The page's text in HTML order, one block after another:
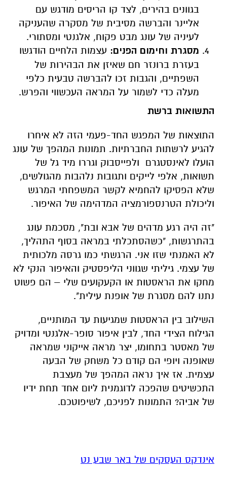
בגוונים בהירים, לצד קו הריסים מודגש עם
אליינר והברשה מסיבית של מסקרה שהעניקה
לעיניה של עונג מבט פקוח, אלגנטי ומסתורי.
מסגרת וחימום הפנים: עצמות הלחיים הודגשו
בעזרת ברונזר חם שאיזן את הבהירות של
השפתיים, והגבות זכו להברשה טבעית כלפי
מעלה כדי לשמור על המראה העכשווי והפרש.
התשואות ברשת
התוצאות של המפגש החד-פעמי הזה לא איחרו
להגיע לרשתות החברתיות. תמונות המהפך של עונג
הועלו לאינסטגרם ולפייסבוק וגררו מיד גל של
תשואות, אלפי לייקים ותגובות נלהבות מהגולשים,
שלא הפסיקו להחמיא לקשר המשפחתי המרגש
וליכולת הטרנספורמציה המדהימה של האיפור.
"זה היה רגע מדהים של אבא ובת", מסכמת עונג
בהתרגשות, "כשהסתכלתי במראה בסוף התהליך,
לא האמנתי שזו אני. הרגשתי כמו גרסה מלכותית
של עצמי. גיליתי שגווני הליפסטיק והאיפור הנקי לא
מחקו את הראסטות או הקעקועים שלי – הם פשוט
נתנו להם מסגרת של אופנת עילית".
השילוב בין הראסטות שמגיעות עד המותניים,
הגילוח הצידי החד, לבין איפור סופר-אלגנטי ומדויק
של מאסטר בתחומו, יצר מראה אייקוני שמראה
שאופנה ויופי הם קודם כל משחק של הבעה
עצמית. אז איך נראה המהפך של מעצבת
התכשיטים שהפכה לדוגמנית ליום אחד תחת ידיו
של אביה? התמונות לפניכם, לשיפוטכם.
אינדקס העסקים של באר שבע נט